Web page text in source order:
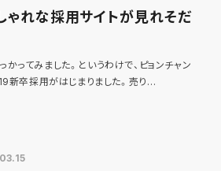
ゃれな採用サイトが見れそだ
かってみました。というわけで、ピョンチャン
新卒採用がはじまりました。売り…